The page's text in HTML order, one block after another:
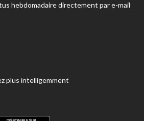
hebdomadaire directement par e-mail
plus intelligemment